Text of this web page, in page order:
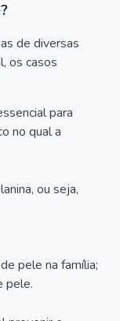
de diversas
os casos
para
no qual a
ou seja,
pele na família;
pele.